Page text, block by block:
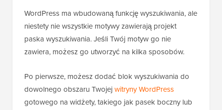
WordPress ma wbudowaną funkcję wyszukiwania, ale
niestety nie wszystkie motywy zawierają projekt
paska wyszukiwania. Jeśli Twój motyw go nie
zawiera, możesz go utworzyć na kilka sposobów.
Po pierwsze, możesz dodać blok wyszukiwania do
dowolnego obszaru Twojejwitryny WordPress
gotowego na widżety, takiego jak pasek boczny lub